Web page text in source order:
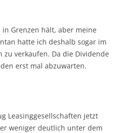
Grenzen hält, aber meine
hatte ich deshalb sogar im
verkaufen. Da die Dividende
erst mal abzuwarten.
Leasinggesellschaften jetzt
weniger deutlich unter dem